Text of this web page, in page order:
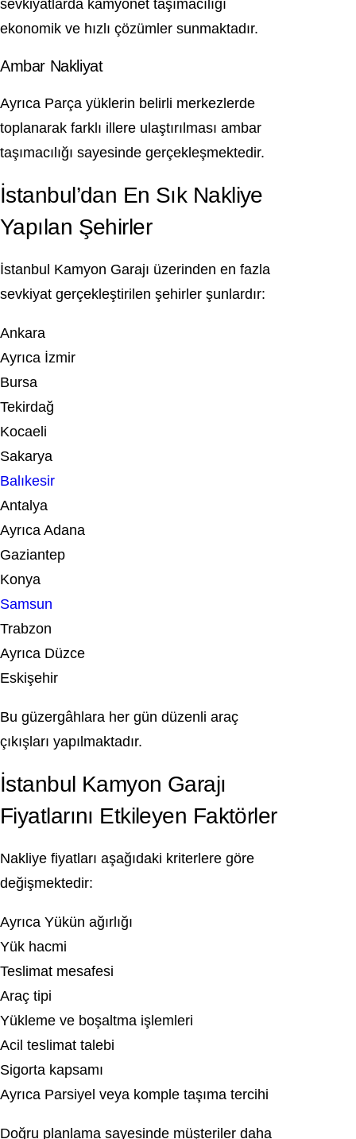
sevkiyatlarda kamyonet taşımacılığı
ekonomik ve hızlı çözümler sunmaktadır.
Ambar Nakliyat
Ayrıca Parça yüklerin belirli merkezlerde
toplanarak farklı illere ulaştırılması ambar
taşımacılığı sayesinde gerçekleşmektedir.
İstanbul’dan En Sık Nakliye
Yapılan Şehirler
İstanbul Kamyon Garajı üzerinden en fazla
sevkiyat gerçekleştirilen şehirler şunlardır:
Ankara
Ayrıca İzmir
Bursa
Tekirdağ
Kocaeli
Sakarya
Balıkesir
Antalya
Ayrıca Adana
Gaziantep
Konya
Samsun
Trabzon
Ayrıca Düzce
Eskişehir
Bu güzergâhlara her gün düzenli araç
çıkışları yapılmaktadır.
İstanbul Kamyon Garajı
Fiyatlarını Etkileyen Faktörler
Nakliye fiyatları aşağıdaki kriterlere göre
değişmektedir:
Ayrıca Yükün ağırlığı
Yük hacmi
Teslimat mesafesi
Araç tipi
Yükleme ve boşaltma işlemleri
Acil teslimat talebi
Sigorta kapsamı
Ayrıca Parsiyel veya komple taşıma tercihi
Doğru planlama sayesinde müşteriler daha